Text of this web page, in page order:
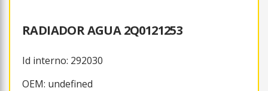
RADIADOR AGUA 2Q0121253
Id interno: 292030
OEM: undefined